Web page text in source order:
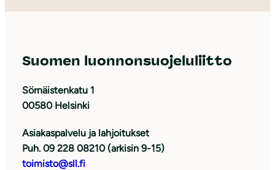
Suomen luonnonsuojeluliitto
Sörnäistenkatu 1
00580 Helsinki
Asiakaspalvelu ja lahjoitukset
Puh. 09 228 08210 (arkisin 9-15)
toimisto@sll.fi